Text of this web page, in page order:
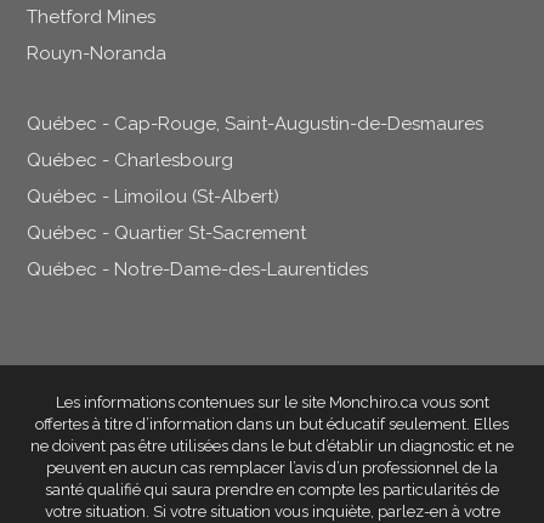
Thetford Mines
Rouyn-Noranda
Québec - Cap-Rouge, Saint-Augustin-de-Desmaures
Québec - Charlesbourg
Québec - Limoilou (St-Albert)
Québec - Quartier St-Sacrement
Québec - Notre-Dame-des-Laurentides
Les informations contenues sur le site Monchiro.ca vous sont
offertes à titre d’information dans un but éducatif seulement. Elles
ne doivent pas être utilisées dans le but d’établir un diagnostic et ne
peuvent en aucun cas remplacer l’avis d’un professionnel de la
santé qualifié qui saura prendre en compte les particularités de
votre situation. Si votre situation vous inquiète, parlez-en à votre